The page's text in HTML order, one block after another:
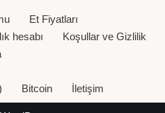
Et Fiyatları
hesabı
Koşullar ve Gizlilik
Bitcoin İletişim